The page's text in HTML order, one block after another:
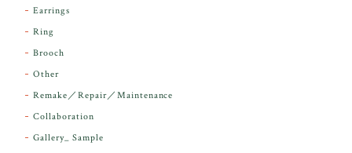
こそ この度は誠にありがとうございまし
Earrings
Ring
Brooch
Other
Remake／Repair／Maintenance
Collaboration
Gallery_ Sample